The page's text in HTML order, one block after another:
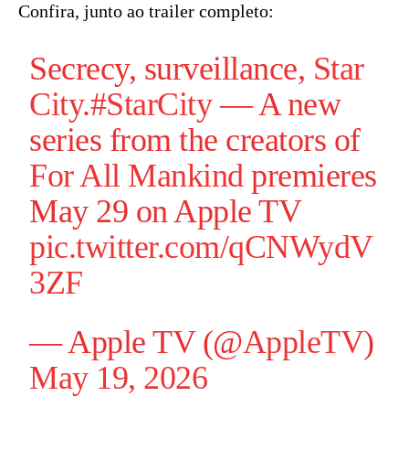
Confira, junto ao trailer completo:
Secrecy, surveillance, Star
City.#StarCity— A new
series from the creators of
For All Mankindpremieres
May 29 on Apple TV
pic.twitter.com/qCNWydV
3ZF
— Apple TV (@AppleTV)
May 19, 2026